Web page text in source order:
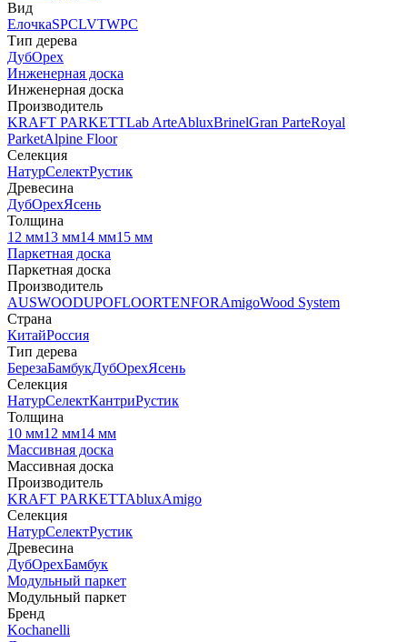
Вид
ЕлочкаSPCLVTWPC
Тип дерева
ДубОрех
Инженерная доска
Инженерная доска
Производитель
KRAFT PARKETTLab ArteAbluxBrinelGran ParteRoyal
ParketAlpine Floor
Селекция
НатурСелектРустик
Древесина
ДубОрехЯсень
Толщина
12 мм13 мм14 мм15 мм
Паркетная доска
Паркетная доска
Производитель
AUSWOODUPOFLOORTENFORAmigoWood System
Страна
КитайРоссия
Тип дерева
БерезаБамбукДубОрехЯсень
Селекция
НатурСелектКантриРустик
Толщина
10 мм12 мм14 мм
Массивная доска
Массивная доска
Производитель
KRAFT PARKETTAbluxAmigo
Селекция
НатурСелектРустик
Древесина
ДубОрехБамбук
Модульный паркет
Модульный паркет
Бренд
Kochanelli